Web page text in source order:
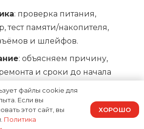
: проверка питания,
тест памяти/накопителя,
и шлейфов.
: объясняем причину,
и сроки до начала
замены модулей до
восстановления платы,
файлы cookie для
Если вы
этот сайт, вы
Политика
ХОРОШО